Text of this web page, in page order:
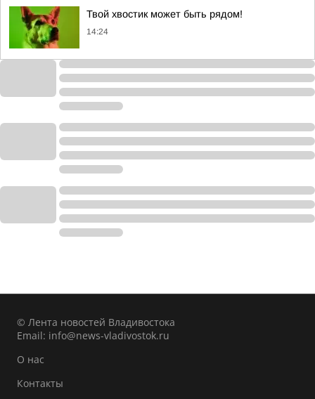
Твой хвостик может быть рядом!
14:24
© Лента новостей Владивостока
Email: info@news-vladivostok.ru
О нас
Контакты